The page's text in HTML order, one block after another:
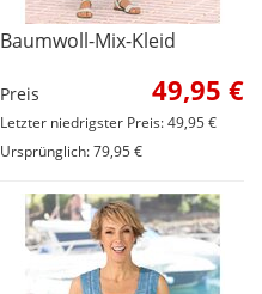
Baumwoll-Mix-Kleid
Preis 49,95 €
Letzter niedrigster Preis: 49,95 €
Ursprünglich: 79,95 €